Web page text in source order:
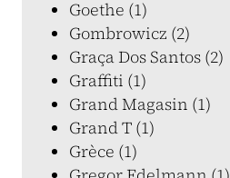
Goethe (1)
Gombrowicz (2)
Graça Dos Santos (2)
Graffiti (1)
Grand Magasin (1)
Grand T (1)
Grèce (1)